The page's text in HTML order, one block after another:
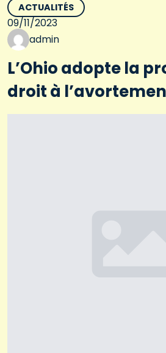
ACTUALITÉS
09/11/2023
admin
L’Ohio adopte la
droit à